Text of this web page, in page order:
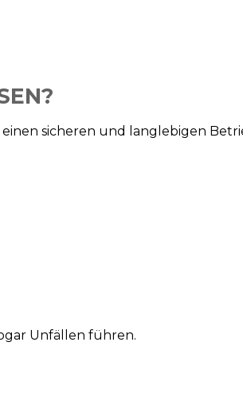
sicheren und langlebigen
Unfällen führen.